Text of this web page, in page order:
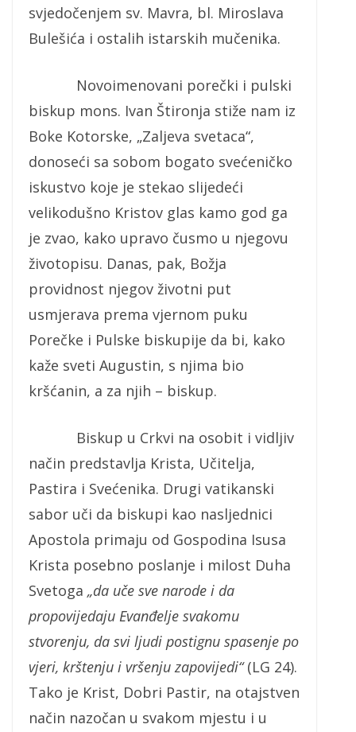
svjedočenjem sv. Mavra, bl. Miroslava
Bulešića i ostalih istarskih mučenika.
Novoimenovani porečki i pulski
biskup mons. Ivan Štironja stiže nam iz
Boke Kotorske, „Zaljeva svetaca“,
donoseći sa sobom bogato svećeničko
iskustvo koje je stekao slijedeći
velikodušno Kristov glas kamo god ga
je zvao, kako upravo čusmo u njegovu
životopisu. Danas, pak, Božja
providnost njegov životni put
usmjerava prema vjernom puku
Porečke i Pulske biskupije da bi, kako
kaže sveti Augustin, s njima bio
kršćanin, a za njih – biskup.
Biskup u Crkvi na osobit i vidljiv
način predstavlja Krista, Učitelja,
Pastira i Svećenika. Drugi vatikanski
sabor uči da biskupi kao nasljednici
Apostola primaju od Gospodina Isusa
Krista posebno poslanje i milost Duha
Svetoga „da uče sve narode i da
propovijedaju Evanđelje svakomu
stvorenju, da svi ljudi postignu spasenje po
vjeri, krštenju i vršenju zapovijedi“(LG 24).
Tako je Krist, Dobri Pastir, na otajstven
način nazočan u svakom mjestu i u